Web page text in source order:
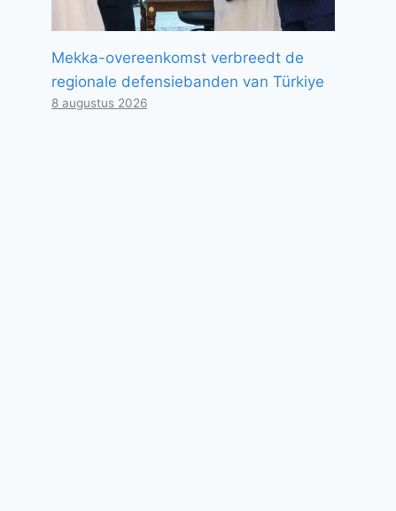
Mekka-overeenkomst verbreedt de
regionale defensiebanden van Türkiye
8 augustus 2026